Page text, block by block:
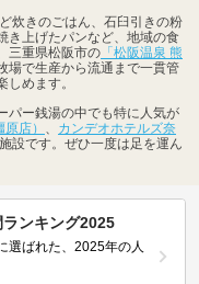
炊きのごはん、石臼引きの粉
き上げたパンなど、地域の食
三重県松阪市の 「松阪温泉 熊
場で生産から流通まで一貫管
めます。
パー銭湯の中でも特に人気が
店）
カンデオホテルズ奈
設です。ぜひ一度は足を運ん
ンキング2025
選ばれた、2025年の人